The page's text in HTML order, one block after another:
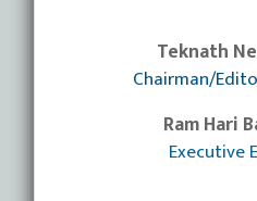
Teknath
Chairman/
Ram Hari
Executive